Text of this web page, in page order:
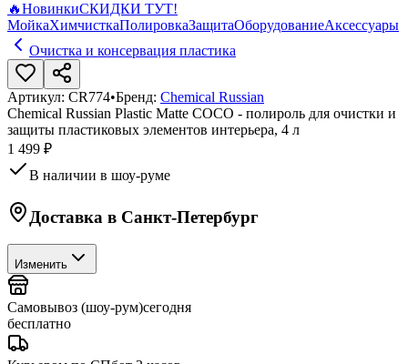
🔥НовинкиСКИДКИ ТУТ!
МойкаХимчисткаПолировкаЗащитаОборудованиеАксессуары
Очистка и консервация пластика
Артикул: CR774•Бренд: Chemical Russian
Chemical Russian Plastic Matte COCO - полироль для очистки и
защиты пластиковых элементов интерьера, 4 л
1 499 ₽
В наличии в шоу-руме
Доставка в Санкт-Петербург
Изменить
Самовывоз (шоу-рум)сегодня
бесплатно